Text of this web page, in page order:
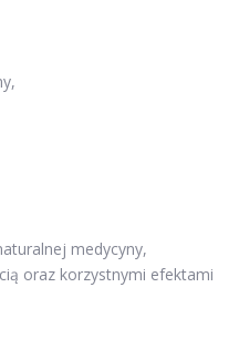
medycyny,
oraz korzystnymi efektami